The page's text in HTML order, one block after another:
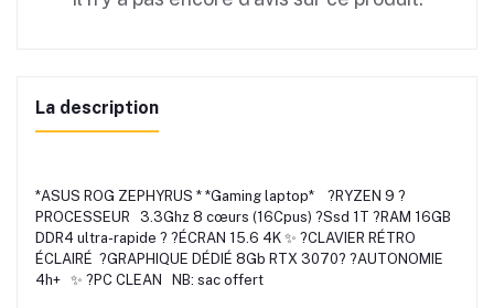
La description
*ASUS ROG ZEPHYRUS * *Gaming laptop* ?RYZEN 9 ?
PROCESSEUR 3.3Ghz 8 cœurs (16Cpus) ?Ssd 1T ?RAM 16GB
DDR4 ultra-rapide ? ?ÉCRAN 15.6 4K ✨ ?CLAVIER RÉTRO
ÉCLAIRÉ ?GRAPHIQUE DÉDIÉ 8Gb RTX 3070? ?AUTONOMIE
4h+ ✨ ?PC CLEAN NB: sac offert